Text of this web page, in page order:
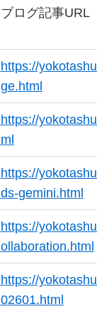
ブログ記事URL
https://
ge.html
https://
ml
https://
ds-gemini.html
https://
ollaboration.html
https://
02601.html